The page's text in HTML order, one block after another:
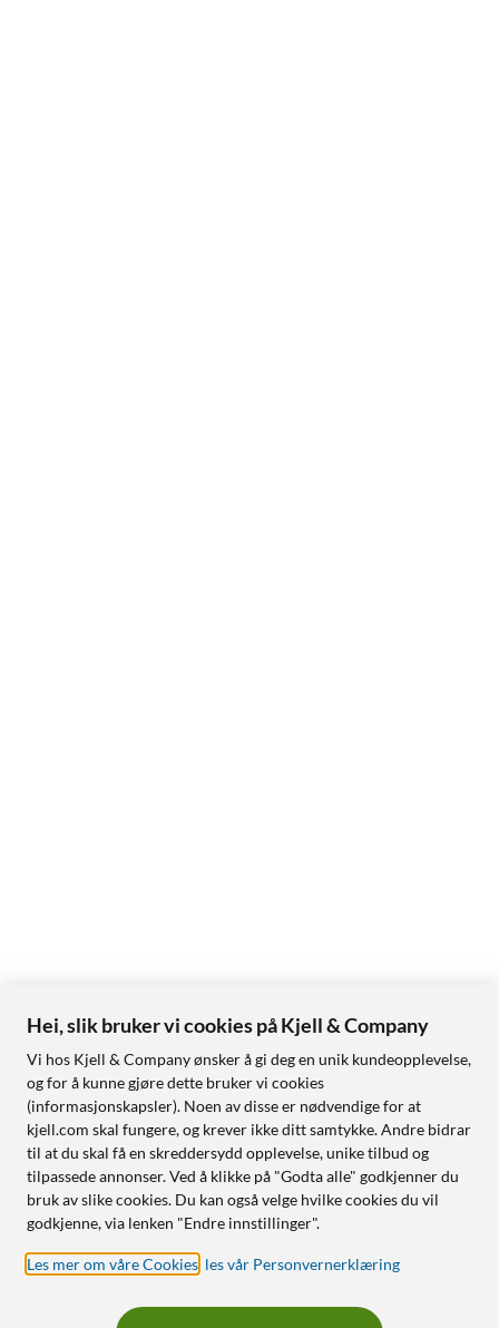
Hei, slik bruker vi cookies på Kjell & Company
Vi hos Kjell & Company ønsker å gi deg en unik kundeopplevelse,
og for å kunne gjøre dette bruker vi cookies
(informasjonskapsler). Noen av disse er nødvendige for at
kjell.com skal fungere, og krever ikke ditt samtykke. Andre bidrar
til at du skal få en skreddersydd opplevelse, unike tilbud og
tilpassede annonser. Ved å klikke på "Godta alle" godkjenner du
bruk av slike cookies. Du kan også velge hvilke cookies du vil
godkjenne, via lenken "Endre innstillinger".
Les mer om våre Cookies les vår Personvernerklæring